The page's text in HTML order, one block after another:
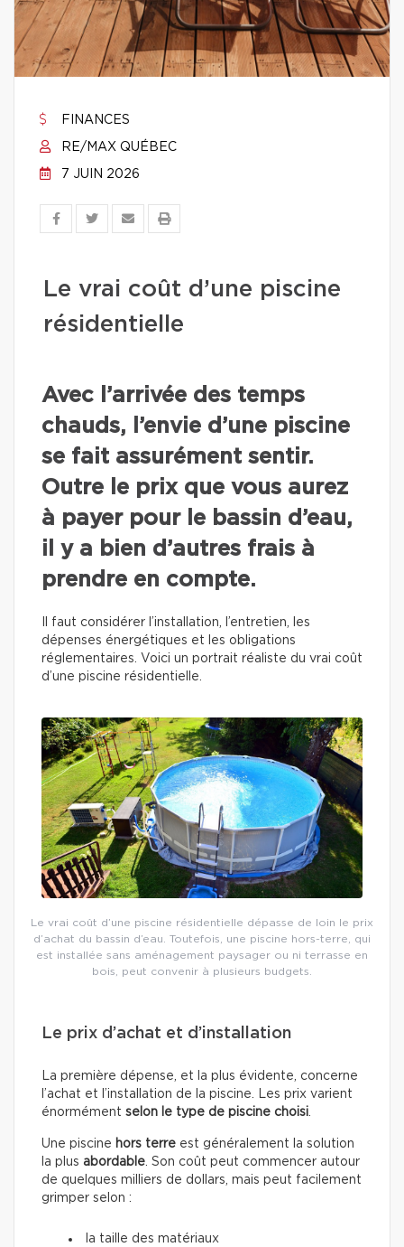
FINANCES
RE/MAX QUÉBEC
7 JUIN 2026
Le vrai coût d’une piscine
résidentielle
Avec l’arrivée des temps
chauds, l’envie d’une piscine
se fait assurément sentir.
Outre le prix que vous aurez
à payer pour le bassin d’eau,
il y a bien d’autres frais à
prendre en compte.
Il faut considérer l’installation, l’entretien, les
dépenses énergétiques et les obligations
réglementaires. Voici un portrait réaliste du vrai coût
d’une piscine résidentielle.
Le vrai coût d’une piscine résidentielle dépasse de loin le prix
d’achat du bassin d’eau. Toutefois, une piscine hors-terre, qui
est installée sans aménagement paysager ou ni terrasse en
bois, peut convenir à plusieurs budgets.
Le prix d’achat et d’installation
La première dépense, et la plus évidente, concerne
l’achat et l’installation de la piscine. Les prix varient
énormément selon le type de piscine choisi.
Une piscine hors terre est généralement la solution
la plus abordable. Son coût peut commencer autour
de quelques milliers de dollars, mais peut facilement
grimper selon :
la taille des matériaux